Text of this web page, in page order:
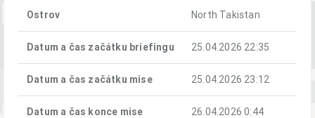
Ostrov North Takistan
Datum a čas začátku briefingu 25.04.2026 22:35
Datum a čas začátku mise 25.04.2026 23:12
Datum a čas konce mise 26.04.2026 0:44